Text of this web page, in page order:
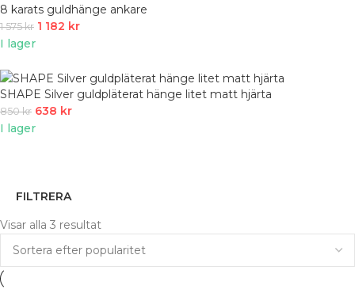
8 karats guldhänge ankare
1 575kr 1 182 kr
I lager
SHAPE Silver guldpläterat hänge litet matt hjärta
850kr 638 kr
I lager
FILTRERA
Visar alla 3 resultat